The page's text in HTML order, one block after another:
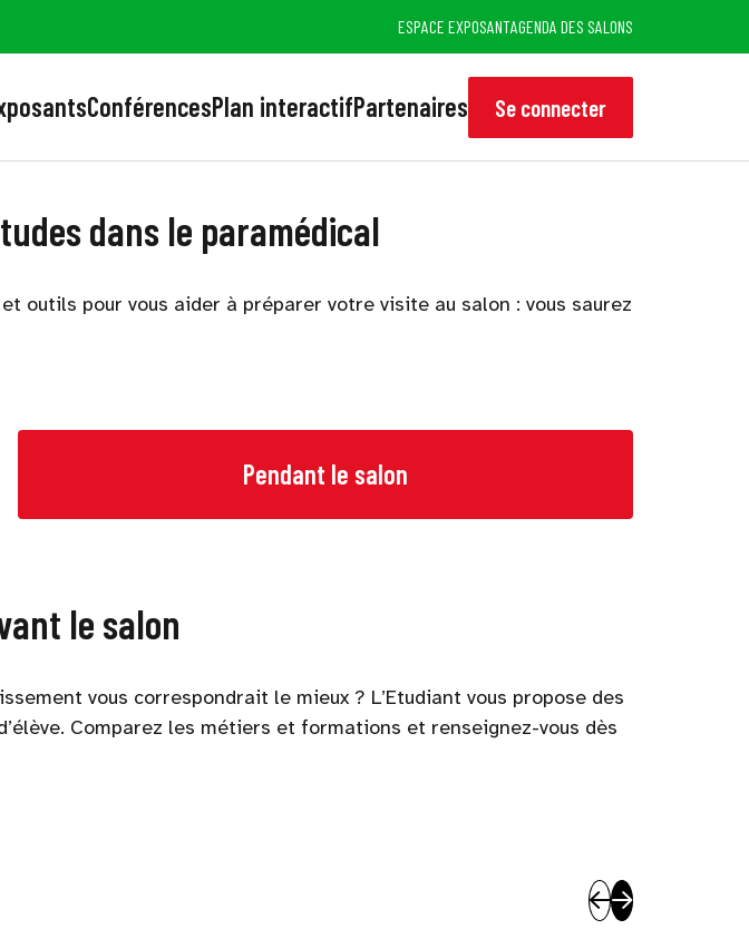
ESPACE EXPOSANTAGENDA DES SALONS
ConférencesPlan interactifPartenaires Se connecter
dans le paramédical
outils pour vous aider à préparer votre visite au salon : vous saurez
Pendant le salon
le salon
vous correspondrait le mieux ? L’Etudiant vous propose des
Comparez les métiers et formations et renseignez-vous dès